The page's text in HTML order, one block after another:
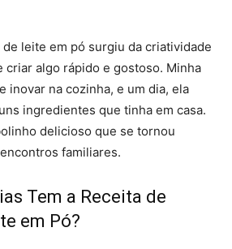
leite em pó surgiu da criatividade
criar algo rápido e gostoso. Minha
inovar na cozinha, e um dia, ela
ingredientes que tinha em casa.
delicioso que se tornou
familiares.
Tem a Receita de
em Pó?